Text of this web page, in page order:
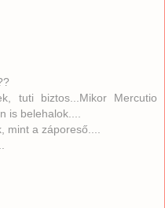
tuti biztos...Mikor Mercutio
is belehalok....
mint a záporeső....